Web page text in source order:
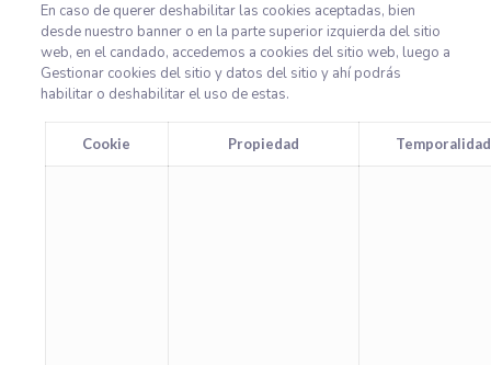
En caso de querer deshabilitar las cookies aceptadas, bien
desde nuestro banner o en la parte superior izquierda del sitio
web, en el candado, accedemos a cookies del sitio web, luego a
Gestionar cookies del sitio y datos del sitio y ahí podrás
habilitar o deshabilitar el uso de estas.
Cookie Propiedad Temporalidad